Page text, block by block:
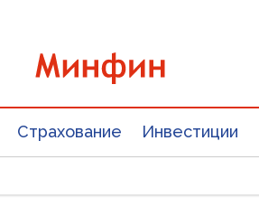
Страхование Инвестиции